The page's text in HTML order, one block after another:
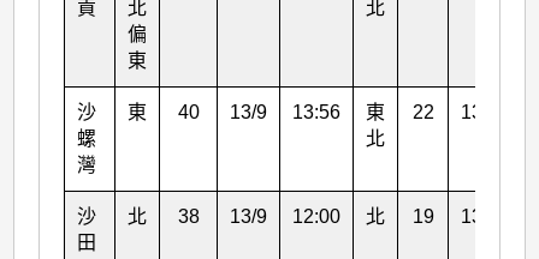
貢
北
偏
東
北
沙
螺
灣
東 40 13/9 13:56
東
北
22 13/9
沙
田
北 38 13/9 12:00 北 19 13/9